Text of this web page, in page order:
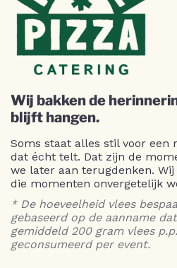
Wij bakken de
blijft hangen.
Soms staat alles stil voor een
dat écht telt. Dat zijn de
we later aan terugdenken.
die momenten onvergetelijk
* De hoeveelheid vlees
gebaseerd op de aanname
gemiddeld 200 gram vlees
geconsumeerd per event.